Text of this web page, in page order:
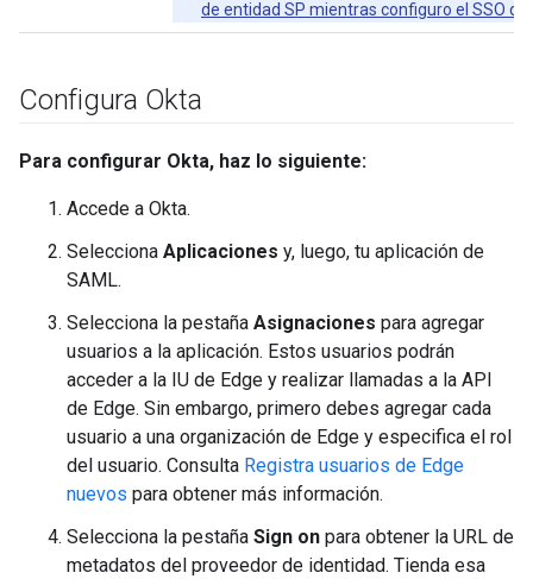
de entidad SP mientras configuro el SSO de
Configura Okta
Para configurar Okta, haz lo siguiente:
Accede a Okta.
Selecciona Aplicaciones y, luego, tu aplicación de
SAML.
Selecciona la pestaña Asignaciones para agregar
usuarios a la aplicación. Estos usuarios podrán
acceder a la IU de Edge y realizar llamadas a la API
de Edge. Sin embargo, primero debes agregar cada
usuario a una organización de Edge y especifica el rol
del usuario. Consulta Registra usuarios de Edge
nuevos para obtener más información.
Selecciona la pestaña Sign on para obtener la URL de
metadatos del proveedor de identidad. Tienda esa